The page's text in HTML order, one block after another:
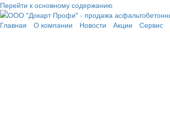
Перейти к основному содержанию
Главная
О компании Новости Акции Сервис